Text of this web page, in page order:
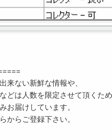
来ない新鮮な情報や、
どは人数を限定させて頂くため
お届けしています。
からご登録下さい。